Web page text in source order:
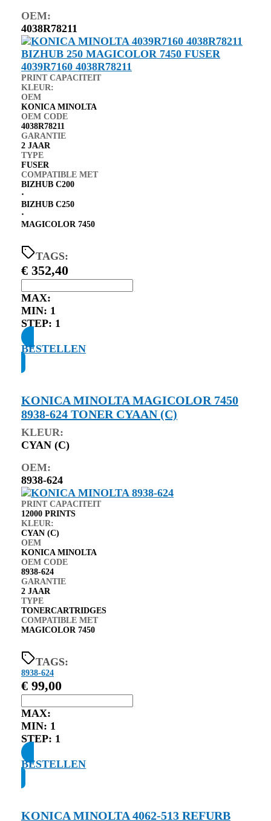
OEM:
4038R78211
PRINT CAPACITEIT
KLEUR:
OEM
KONICA MINOLTA
OEM CODE
4038R78211
GARANTIE
2 JAAR
TYPE
FUSER
COMPATIBLE MET
BIZHUB C200
⋅
BIZHUB C250
⋅
MAGICOLOR 7450
TAGS:
€ 352,40
MAX:
MIN: 1
STEP: 1
BESTELLEN
KONICA MINOLTA MAGICOLOR 7450
8938-624 TONER CYAAN (C)
KLEUR:
CYAN (C)
OEM:
8938-624
PRINT CAPACITEIT
12000 PRINTS
KLEUR:
CYAN (C)
OEM
KONICA MINOLTA
OEM CODE
8938-624
GARANTIE
2 JAAR
TYPE
TONERCARTRIDGES
COMPATIBLE MET
MAGICOLOR 7450
TAGS:
8938-624
€ 99,00
MAX:
MIN: 1
STEP: 1
BESTELLEN
KONICA MINOLTA 4062-513 REFURB